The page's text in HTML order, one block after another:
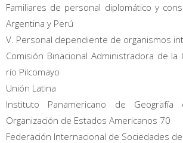
Familiares de personal diplomático y
Argentina y Perú
V. Personal dependiente de organismos
Comisión Binacional Administradora de la
río Pilcomayo
Unión Latina
Instituto Panamericano de
Organización de Estados Americanos 70
Federación Internacional de Sociedades